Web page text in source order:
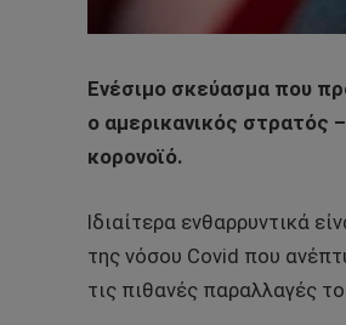
Ενέσιμο σκεύασμα που
ο αμερικανικός στρατός
κορονοϊό.
Ιδιαίτερα ενθαρρυντικά
της νόσου Covid που
τις πιθανές παραλλαγές